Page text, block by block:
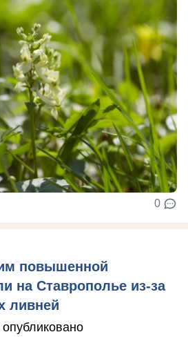
0
повышенной
на Ставрополье из-за
ливней